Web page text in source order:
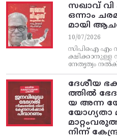
സഖാവ്
ഒന്നാം
മായി
10/07/2026
സിപിഐ എം
ക്ഷിക്കാനുള്ള
നേതൃത്വം
ദേശീയ
ത്തിൽ
യ അന്ന
യോഗ്യതാ
നിന്ന്‌